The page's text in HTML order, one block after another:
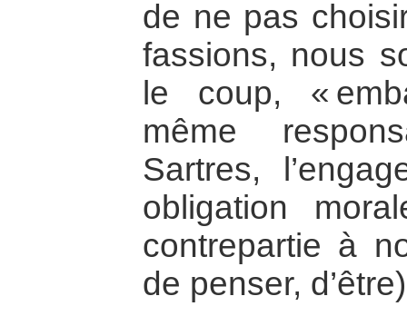
de ne pas
fassions, nous
le coup, «
même
Sartres,
obligation
contrepartie à
de penser,